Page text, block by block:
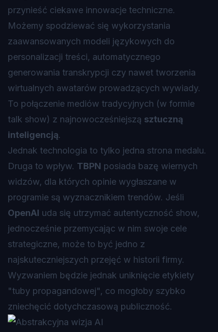
przynieść ciekawe innowacje techniczne.
Możemy spodziewać się wykorzystania
zaawansowanych modeli językowych do
personalizacji treści, automatycznego
generowania transkrypcji czy nawet tworzenia
wirtualnych awatarów prowadzących wywiady.
To połączenie mediów tradycyjnych (w formie
talk show) z najnowocześniejszą sztuczną
inteligencją.
Jednak technologia to tylko jedna strona medalu.
Druga to wpływ. TBPN posiada bazę wiernych
widzów, dla których opinie wygłaszane w
programie są wyznacznikiem trendów. Jeśli
OpenAI uda się utrzymać autentyczność show,
jednocześnie przemycając w nim swoje cele
strategiczne, może to być jedno z
najskuteczniejszych przejęć w historii firmy.
Wyzwaniem będzie jednak uniknięcie etykiety
"tuby propagandowej", co mogłoby szybko
zniechęcić dotychczasową publiczność.